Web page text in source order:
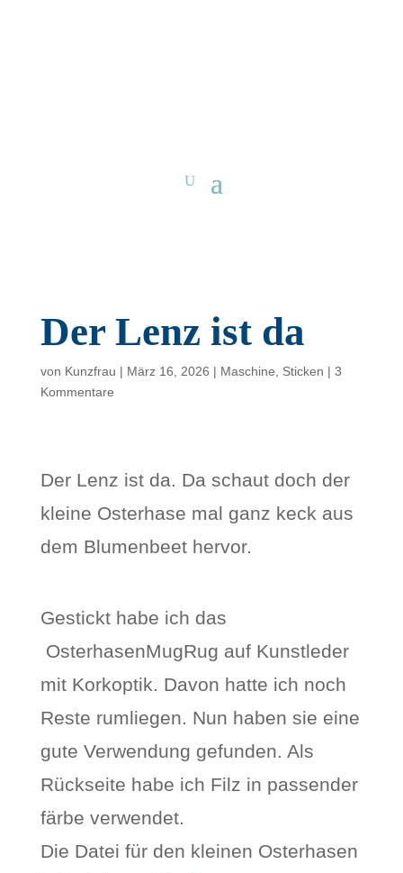
Der Lenz ist da
von Kunzfrau | März 16, 2026 | Maschine Sticken | 3
Kommentare
Der Lenz ist da. Da schaut doch der
kleine Osterhase mal ganz keck aus
dem Blumenbeet hervor.
Gestickt habe ich das
OsterhasenMugRug auf Kunstleder
mit Korkoptik. Davon hatte ich noch
Reste rumliegen. Nun haben sie eine
gute Verwendung gefunden. Als
Rückseite habe ich Filz in passender
färbe verwendet.
Die Datei für den kleinen Osterhasen